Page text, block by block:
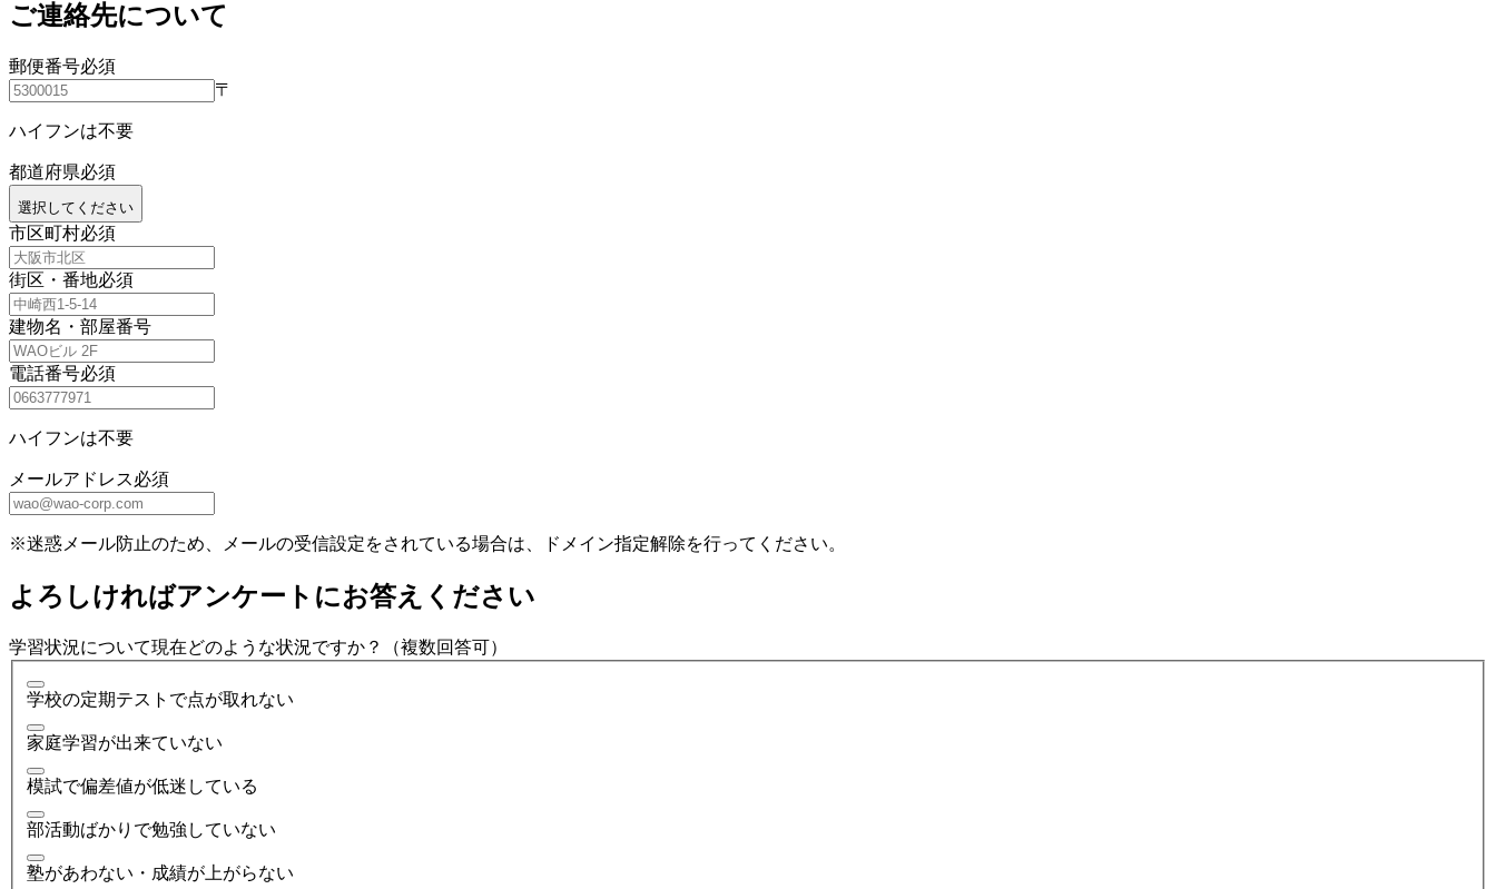
ご連絡先について
郵便番号必須
〒
ハイフンは不要
都道府県必須
選択してください
市区町村必須
街区・番地必須
建物名・部屋番号
電話番号必須
ハイフンは不要
メールアドレス必須
※迷惑メール防止のため、メールの受信設定をされている場合は、ドメイン指定解除を行ってください。
よろしければアンケートにお答えください
学習状況について現在どのような状況ですか？（複数回答可）
学校の定期テストで点が取れない
家庭学習が出来ていない
模試で偏差値が低迷している
部活動ばかりで勉強していない
塾があわない・成績が上がらない